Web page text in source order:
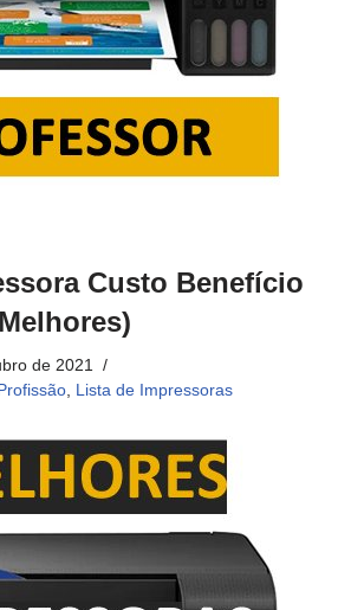
Custo Benefício
de 2021
, Lista de Impressoras